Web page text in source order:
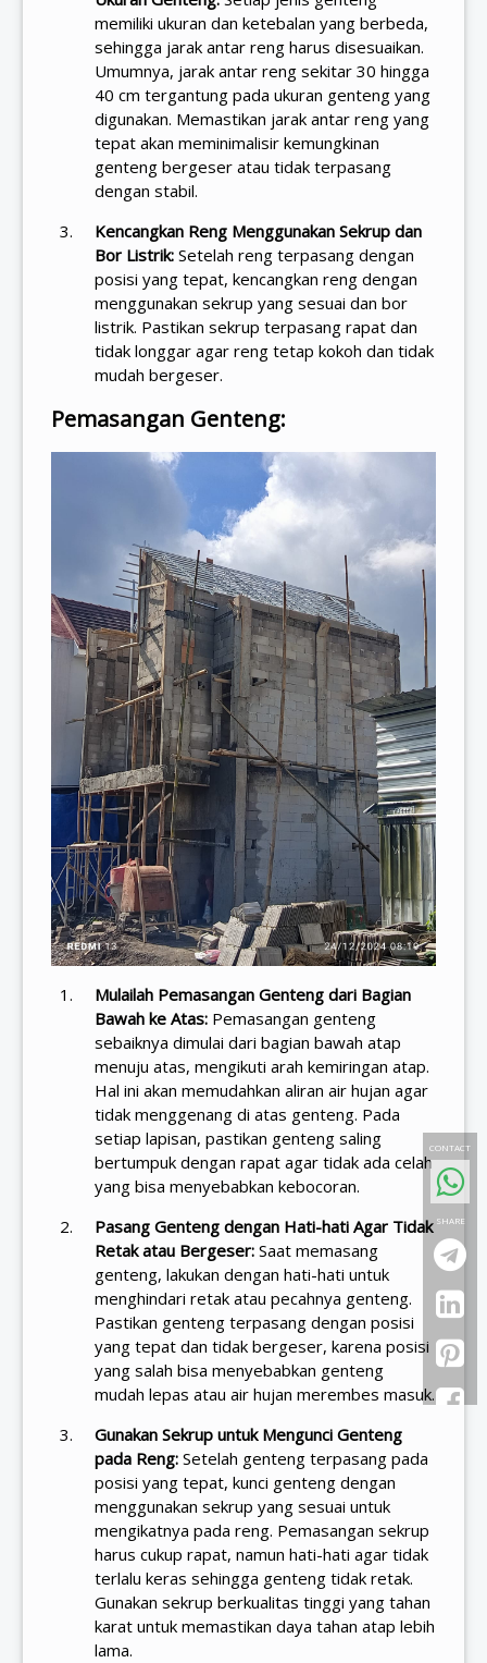
CONTACT
SHARE
memiliki ukuran dan ketebalan yang berbeda,
sehingga jarak antar reng harus disesuaikan.
Umumnya, jarak antar reng sekitar 30 hingga
40 cm tergantung pada ukuran genteng yang
digunakan. Memastikan jarak antar reng yang
tepat akan meminimalisir kemungkinan
genteng bergeser atau tidak terpasang
dengan stabil.
Kencangkan Reng Menggunakan Sekrup dan
Bor Listrik: Setelah reng terpasang dengan
posisi yang tepat, kencangkan reng dengan
menggunakan sekrup yang sesuai dan bor
listrik. Pastikan sekrup terpasang rapat dan
tidak longgar agar reng tetap kokoh dan tidak
mudah bergeser.
Pemasangan Genteng:
Mulailah Pemasangan Genteng dari Bagian
Bawah ke Atas: Pemasangan genteng
sebaiknya dimulai dari bagian bawah atap
menuju atas, mengikuti arah kemiringan atap.
Hal ini akan memudahkan aliran air hujan agar
tidak menggenang di atas genteng. Pada
setiap lapisan, pastikan genteng saling
bertumpuk dengan rapat agar tidak ada celah
yang bisa menyebabkan kebocoran.
Pasang Genteng dengan Hati-hati Agar Tidak
Retak atau Bergeser: Saat memasang
genteng, lakukan dengan hati-hati untuk
menghindari retak atau pecahnya genteng.
Pastikan genteng terpasang dengan posisi
yang tepat dan tidak bergeser, karena posisi
yang salah bisa menyebabkan genteng
mudah lepas atau air hujan merembes masuk.
Gunakan Sekrup untuk Mengunci Genteng
pada Reng: Setelah genteng terpasang pada
posisi yang tepat, kunci genteng dengan
menggunakan sekrup yang sesuai untuk
mengikatnya pada reng. Pemasangan sekrup
harus cukup rapat, namun hati-hati agar tidak
terlalu keras sehingga genteng tidak retak.
Gunakan sekrup berkualitas tinggi yang tahan
karat untuk memastikan daya tahan atap lebih
lama.